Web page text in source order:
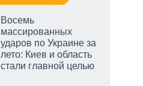
Восемь
массированных
ударов по Украине за
лето: Киев и область
стали главной целью